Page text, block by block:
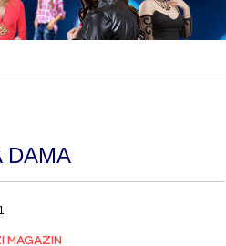
DAMA
MAGAZIN